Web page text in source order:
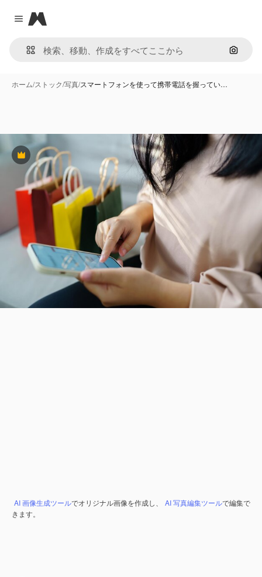
Close menu
Magnific
画像で
ホーム/ストック/写真/スマートフォンを使って携帯電話を握ってい…
Premium
AI 画像生成ツールでオリジナル画像を作成し、 AI 写真編集ツールで編集で
きます。